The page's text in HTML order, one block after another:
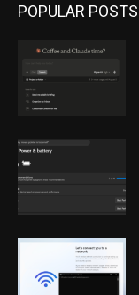
POPULAR POSTS